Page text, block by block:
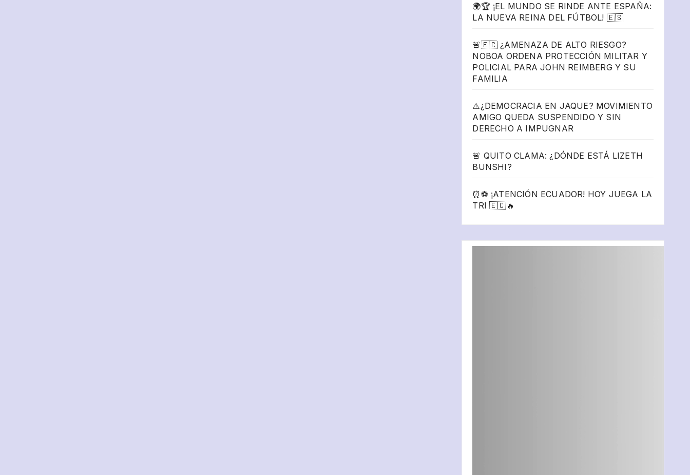
🌍🏆 ¡EL MUNDO SE RINDE ANTE ESPAÑA:
LA NUEVA REINA DEL FÚTBOL! 🇪🇸
🚨🇪🇨 ¿AMENAZA DE ALTO RIESGO?
NOBOA ORDENA PROTECCIÓN MILITAR Y
POLICIAL PARA JOHN REIMBERG Y SU
FAMILIA
⚠️¿DEMOCRACIA EN JAQUE? MOVIMIENTO
AMIGO QUEDA SUSPENDIDO Y SIN
DERECHO A IMPUGNAR
🚨 QUITO CLAMA: ¿DÓNDE ESTÁ LIZETH
BUNSHI?
⏰⚽ ¡ATENCIÓN ECUADOR! HOY JUEGA LA
TRI 🇪🇨🔥